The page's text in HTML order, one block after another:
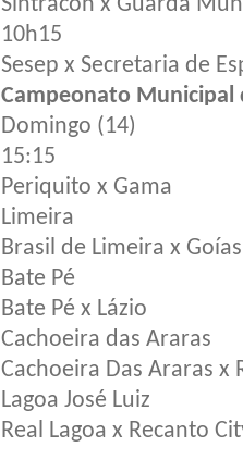
10h15
Sesep x Secretaria de
Campeonato Municipal
Domingo (14)
15:15
Periquito x Gama
Limeira
Brasil de Limeira x Goías
Bate Pé
Bate Pé x Lázio
Cachoeira das Araras
Cachoeira Das Araras x
Lagoa José Luiz
Real Lagoa x Recanto